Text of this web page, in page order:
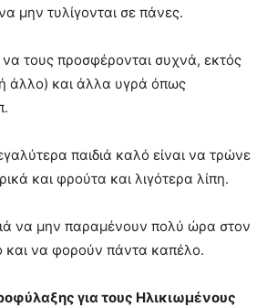
μην τυλίγονται σε πάνες.
τους προσφέρονται συχνά, εκτός
άλλο) και άλλα υγρά όπως
παιδιά καλό είναι να τρώνε
και φρούτα και λιγότερα λίπη.
να μην παραμένουν πολύ ώρα στον
και να φορούν πάντα καπέλο.
για τους Ηλικιωμένους